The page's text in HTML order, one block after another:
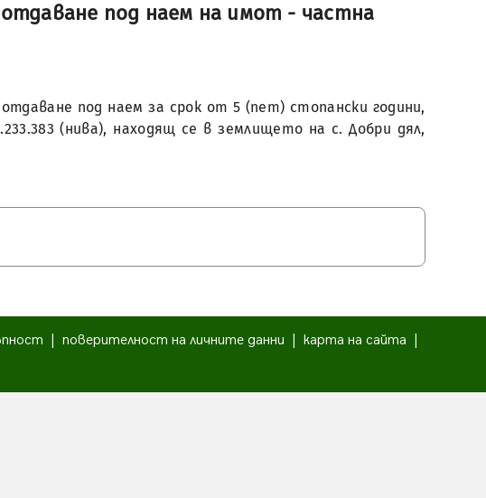
под наем на имот - частна
под наем за срок от 5 (пет) стопански години,
(нива), находящ се в землището на с. Добри дял,
поверителност на личните данни карта на сайта